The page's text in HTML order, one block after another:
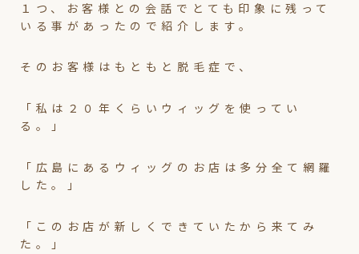
１つ、お客様との会話でとても印象に残って
いる事があったので紹介します。
そのお客様はもともと脱毛症で、
「私は２０年くらいウィッグを使ってい
る。」
「広島にあるウィッグのお店は多分全て網羅
した。」
「このお店が新しくできていたから来てみ
た。」